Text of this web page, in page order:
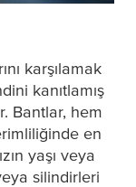
karşılamak
kanıtlamış
Bantlar, hem
en
yaşı veya
silindirleri